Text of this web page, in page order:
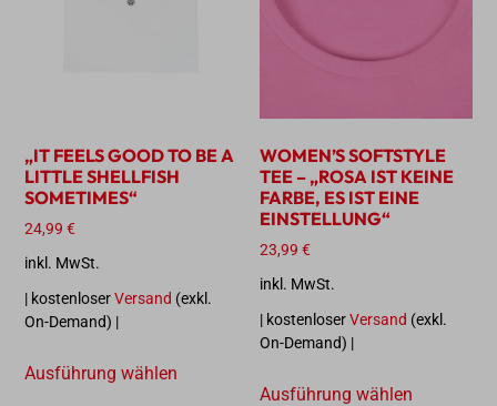
„IT FEELS GOOD TO BE A
LITTLE SHELLFISH
SOMETIMES“
24,99€
inkl. MwSt.
| kostenloserVersand (exkl.
On-Demand) |
Ausführung wählen
WOMEN’S SOFTSTYLE
TEE – „ROSA IST KEINE
FARBE, ES IST EINE
EINSTELLUNG“
23,99 €
inkl. MwSt.
| kostenloserVersand (exkl.
On-Demand) |
Ausführung wählen